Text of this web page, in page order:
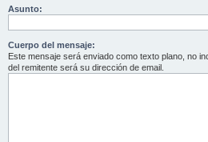
Asunto:
Cuerpo del mensaje:
Este mensaje será enviado como texto plano, no
del remitente será su dirección de email.